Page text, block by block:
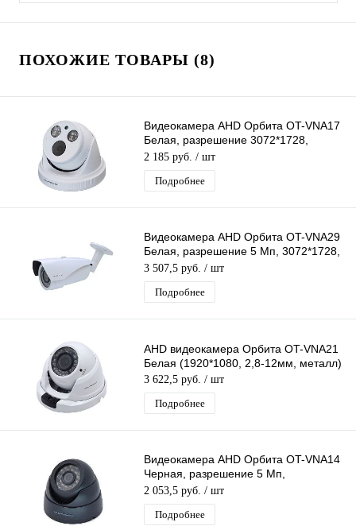
ПОХОЖИЕ ТОВАРЫ (8)
Видеокамера AHD Орбита OT-VNA17
Белая, разрешение 3072*1728,
3.6мм, пластик, ИК подсветка
2 185 руб. / шт
Подробнее
Видеокамера AHD Орбита OT-VNA29
Белая, разрешение 5 Mп, 3072*1728,
объектив 2,8-12мм, ИК подсветка
3 507,5 руб. / шт
Подробнее
AHD видеокамера Орбита OT-VNA21
Белая (1920*1080, 2,8-12мм, металл)
3 622,5 руб. / шт
Подробнее
Видеокамера AHD Орбита OT-VNA14
Черная, разрешение 5 Mп,
3072*1728, объектив 3,6мм, ИК
подсветка
2 053,5 руб. / шт
Подробнее